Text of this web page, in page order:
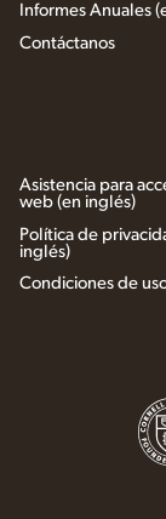
Informes Anuales
Contáctanos
Asistencia para
web (en inglés)
Política de
inglés)
Condiciones de